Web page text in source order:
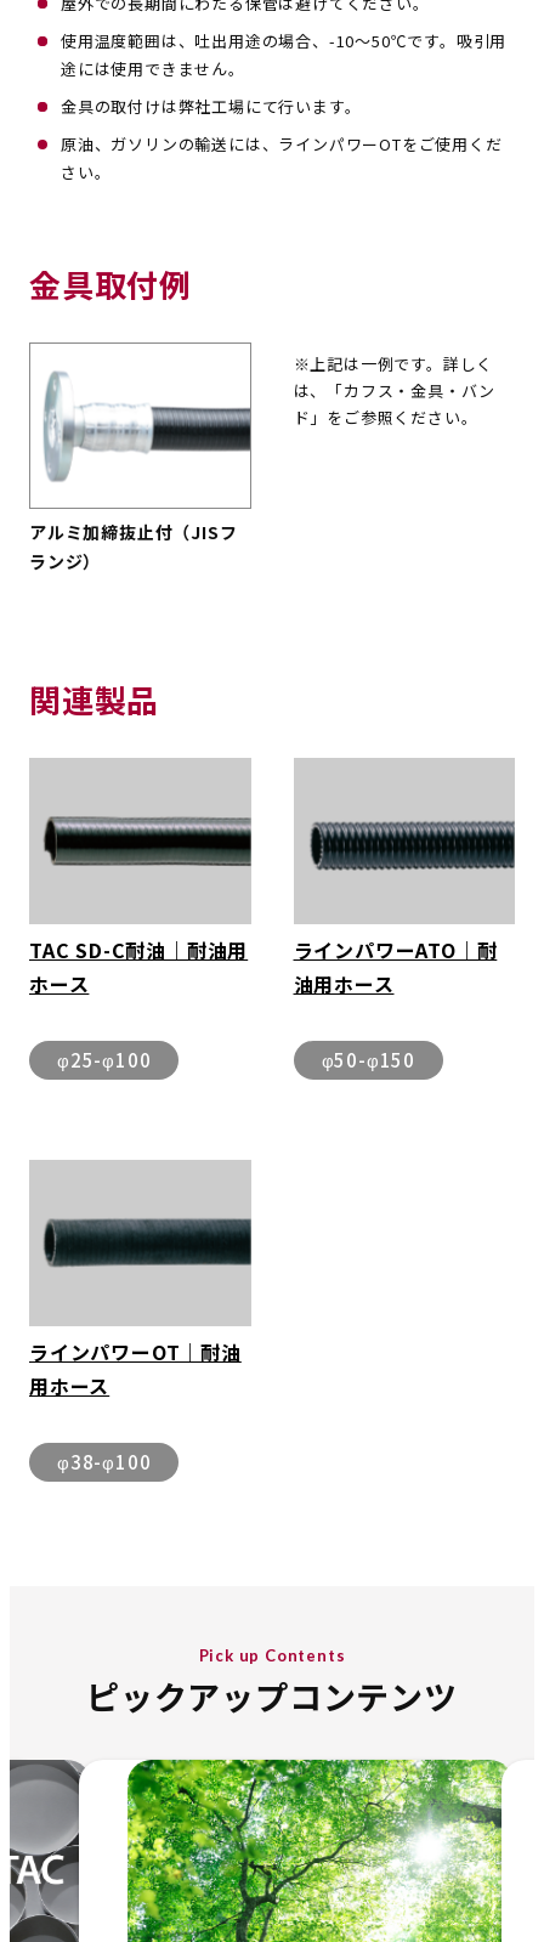
使用温度範囲は、吐出用途の場合、-10～50℃です。吸引用
途には使用できません。
金具の取付けは弊社工場にて行います。
原油、ガソリンの輸送には、ラインパワーOTをご使用くだ
さい。
金具取付例
アルミ加締抜止付（JISフ
ランジ）
※上記は一例です。詳しく
は、「カフス・金具・バン
ド」をご参照ください。
関連製品
TAC SD-C耐油｜耐油用
ホース
φ25-φ100
ラインパワーATO｜耐
油用ホース
φ50-φ150
ラインパワーOT｜耐油
用ホース
φ38-φ100
Pick up Contents
ピックアップコンテンツ